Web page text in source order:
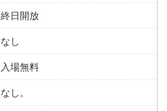
終日開放
なし
入場無料
なし。